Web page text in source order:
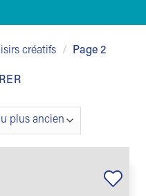
créatifs / Page 2